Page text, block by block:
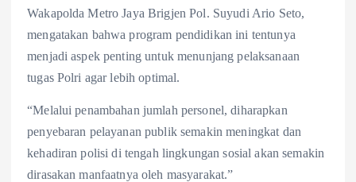
Wakapolda Metro Jaya Brigjen Pol. Suyudi Ario Seto,
mengatakan bahwa program pendidikan ini tentunya
menjadi aspek penting untuk menunjang pelaksanaan
tugas Polri agar lebih optimal.
“Melalui penambahan jumlah personel, diharapkan
penyebaran pelayanan publik semakin meningkat dan
kehadiran polisi di tengah lingkungan sosial akan semakin
dirasakan manfaatnya oleh masyarakat.”